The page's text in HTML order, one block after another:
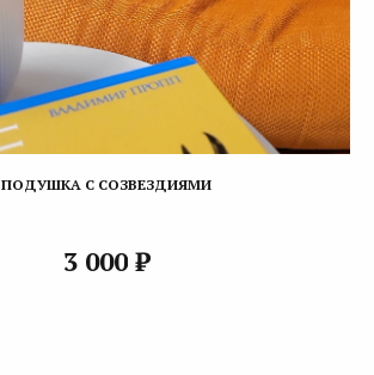
ПОДУШКА С СОЗВЕЗДИЯМИ
3 000 ₽